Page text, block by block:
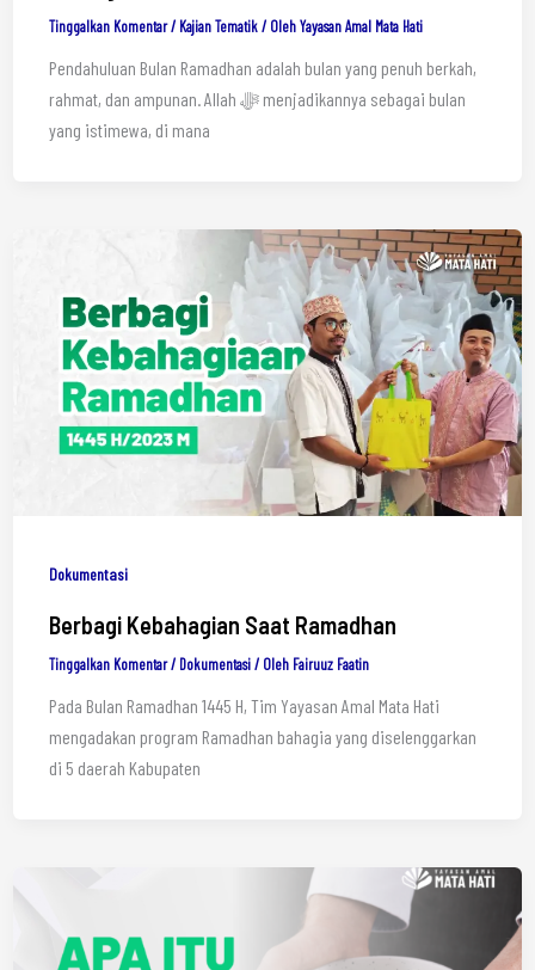
Tinggalkan Komentar / Kajian Tematik/ OlehYayasan Amal Mata Hati
Pendahuluan Bulan Ramadhan adalah bulan yang penuh berkah,
rahmat, dan ampunan. Allah ﷻ menjadikannya sebagai bulan
yang istimewa, di mana
Dokumentasi
Berbagi Kebahagian Saat Ramadhan
Tinggalkan Komentar / Dokumentasi/ Oleh Fairuuz Faatin
Pada Bulan Ramadhan 1445 H, Tim Yayasan Amal Mata Hati
mengadakan program Ramadhan bahagia yang diselenggarkan
di 5 daerah Kabupaten